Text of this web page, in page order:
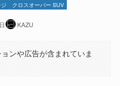
クロスオーバー SUV
KAZU
ンや広告が含まれていま